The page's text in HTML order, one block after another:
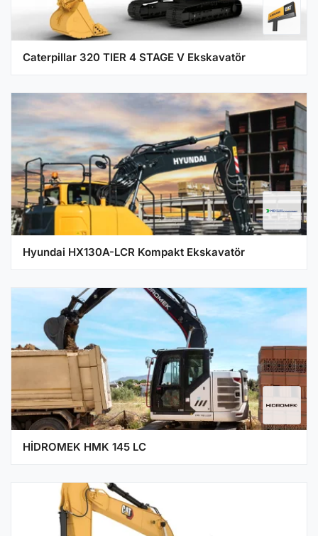
Caterpillar 320 TIER 4 STAGE V Ekskavatör
Hyundai HX130A-LCR Kompakt Ekskavatör
HİDROMEK HMK 145 LC